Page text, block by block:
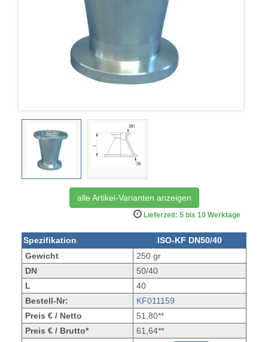
alle Artikel-Varianten anzeigen
Lieferzeit: 5 bis 10 Werktage
Spezifikation
ISO-KF DN50/40
Gewicht
250 gr
DN
50/40
L
40
Bestell-Nr:
KF011159
Preis € / Netto
51,80**
Preis € / Brutto*
61,64**